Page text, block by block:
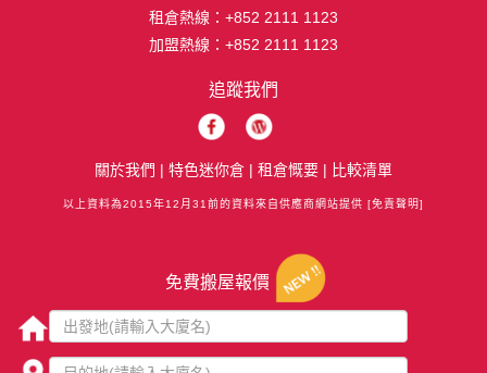
租倉熱線： +852 2111 1123
加盟熱線： +852 2111 1123
追蹤我們
關於我們 | 特色迷你倉 | 租倉慨要 | 比較清單
以上資料為2015年12月31前的資料來自供應商網站提供 [免責聲明]
免費搬屋報價